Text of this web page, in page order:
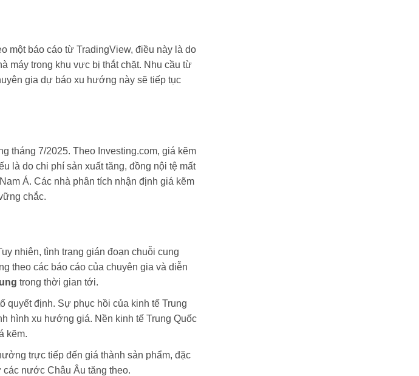
một báo cáo từ TradingView, điều này là do
máy trong khu vực bị thắt chặt. Nhu cầu từ
gia dự báo xu hướng này sẽ tiếp tục
tháng 7/2025. Theo Investing.com, giá kẽm
là do chi phí sản xuất tăng, đồng nội tệ mất
Á. Các nhà phân tích nhận định giá kẽm
chắc.
nhiên, tình trạng gián đoạn chuỗi cung
theo các báo cáo của chuyên gia và diễn
trong thời gian tới.
quyết định. Sự phục hồi của kinh tế Trung
hình xu hướng giá. Nền kinh tế Trung Quốc
kẽm.
trực tiếp đến giá thành sản phẩm, đặc
nước Châu Âu tăng theo.